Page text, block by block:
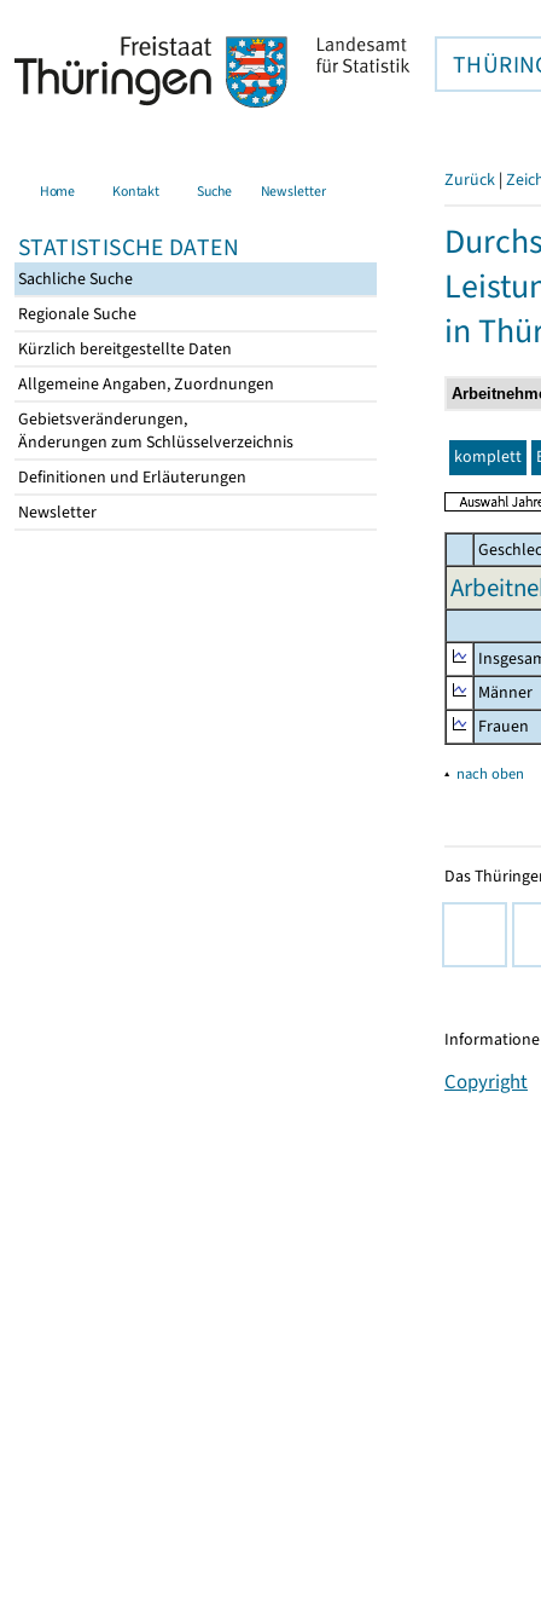
Home Kontakt Suche Newsletter
STATISTISCHE DATEN
Sachliche Suche
Regionale Suche
Kürzlich bereitgestellte Daten
Allgemeine Angaben, Zuordnungen
Gebietsveränderungen,
Änderungen zum Schlüsselverzeichnis
Definitionen und Erläuterungen
Newsletter
Zurück |
in
komplett
Männer
Frauen
▴ nach oben
Das
Copyright